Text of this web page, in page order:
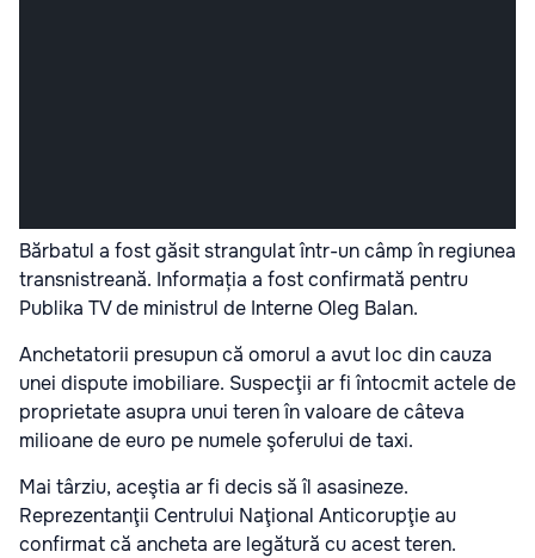
Bărbatul a fost găsit strangulat într-un câmp în regiunea
transnistreană. Informația a fost confirmată pentru
Publika TV de ministrul de Interne Oleg Balan.
Anchetatorii presupun că omorul a avut loc din cauza
unei dispute imobiliare. Suspecţii ar fi întocmit actele de
proprietate asupra unui teren în valoare de câteva
milioane de euro pe numele şoferului de taxi.
Mai târziu, aceştia ar fi decis să îl asasineze.
Reprezentanţii Centrului Naţional Anticorupţie au
confirmat că ancheta are legătură cu acest teren.